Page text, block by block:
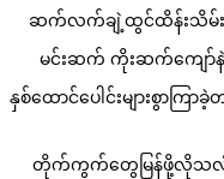
ဆက်လက်ချဲ့ထွင်ထိန်းသိမ်
မင်းဆက် ကိုးဆက်ကျော်နဲ့
နှစ်ထောင်ပေါင်းများစွာကြာ
တိုက်ကွက်တွေမြန်ဖို့လိုသ